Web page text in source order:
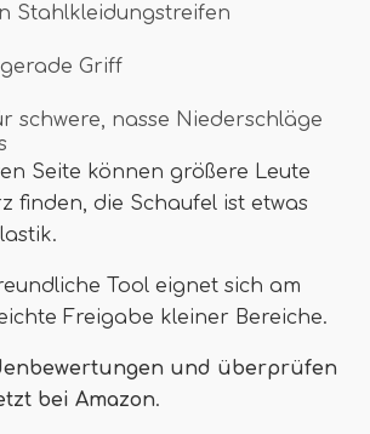
Stahlkleidungstreifen
Griff
schwere, nasse Niederschläge
Seite können größere Leute
finden, die Schaufel ist etwas
Tool eignet sich am
Freigabe kleiner Bereiche.
und überprüfen
bei Amazon.